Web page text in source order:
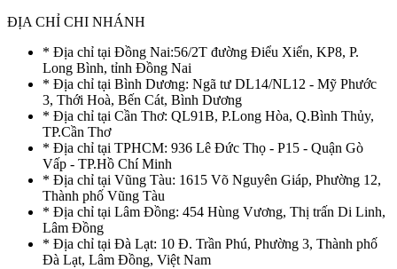
ĐỊA CHỈ CHI NHÁNH
* Địa chỉ tại Đồng Nai:56/2T đường Điểu Xiển, KP8, P.
Long Bình, tỉnh Đồng Nai
* Địa chỉ tại Bình Dương: Ngã tư DL14/NL12 - Mỹ Phước
3, Thới Hoà, Bến Cát, Bình Dương
* Địa chỉ tại Cần Thơ: QL91B, P.Long Hòa, Q.Bình Thủy,
TP.Cần Thơ
* Địa chỉ tại TPHCM: 936 Lê Đức Thọ - P15 - Quận Gò
Vấp - TP.Hồ Chí Minh
* Địa chỉ tại Vũng Tàu: 1615 Võ Nguyên Giáp, Phường 12,
Thành phố Vũng Tàu
* Địa chỉ tại Lâm Đồng: 454 Hùng Vương, Thị trấn Di Linh,
Lâm Đồng
* Địa chỉ tại Đà Lạt: 10 Đ. Trần Phú, Phường 3, Thành phố
Đà Lạt, Lâm Đồng, Việt Nam